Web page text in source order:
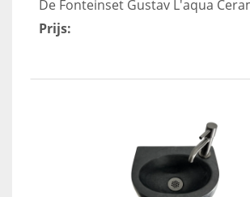
Prijs: